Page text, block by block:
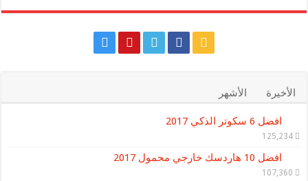
الأخيرة الأشهر
افضل 6 سكوتر الذكي 2017
125,234
افضل 10 هاردسك خارجي محمول 2017
107,360